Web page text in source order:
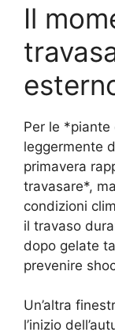
Il
Per le *piante
leggermente
primavera
travasare*,
condizioni
il travaso
dopo gelate
prevenire
Un’altra
l’inizio